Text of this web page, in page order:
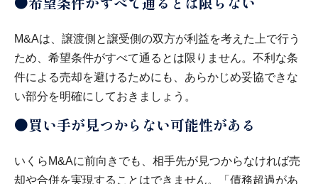
M&Aは、譲渡側と譲受側の双方が利益を考えた上で行う
ため、希望条件がすべて通るとは限りません。不利な条
件による売却を避けるためにも、あらかじめ妥協できな
い部分を明確にしておきましょう。
●買い手が見つからない可能性がある
いくらM&Aに前向きでも、相手先が見つからなければ売
却や合併を実現することはできません。「債務超過があ